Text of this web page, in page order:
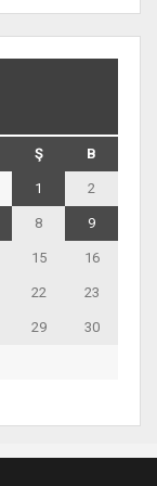
Ş B
1 2
8 9
15 16
22 23
29 30